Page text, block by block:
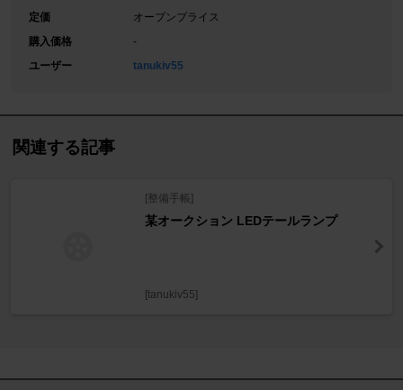
定価
オープンプライス
購入価格
-
ユーザー
tanukiv55
関連する記事
[整備手帳]
某オークション LEDテールランプ
[tanukiv55]